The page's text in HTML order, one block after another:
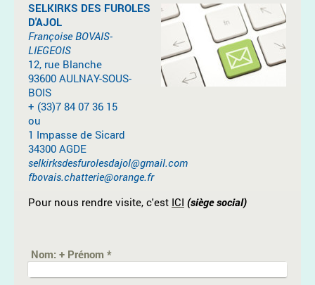
SELKIRKS DES FUROLES
D'AJOL
Françoise BOVAIS-
LIEGEOIS
12, rue Blanche
93600 AULNAY-SOUS-
BOIS
+ (33)7 84 07 36 15
ou
1 Impasse de Sicard
34300 AGDE
selkirksdesfurolesdajol@gmail.com
fbovais.chatterie@orange.fr
Pour nous rendre visite, c'est ICI (siège social)
Nom: + Prénom *